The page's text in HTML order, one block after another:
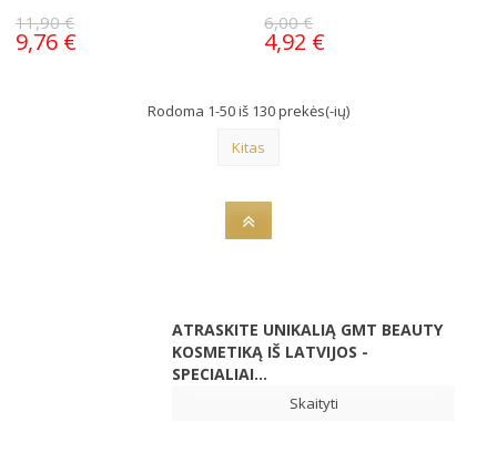
11,90 €
9,76 €
6,00 €
4,92 €
Rodoma 1-50 iš 130 prekės(-ių)
Kitas
ATRASKITE UNIKALIĄ GMT BEAUTY
KOSMETIKĄ IŠ LATVIJOS -
SPECIALIAI...
Skaityti